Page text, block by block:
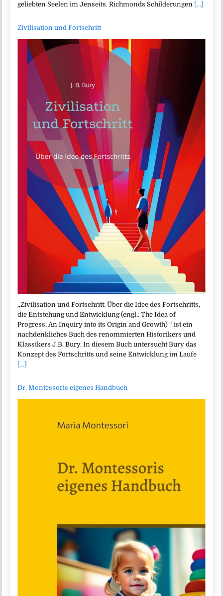
geliebten Seelen im Jenseits. Richmonds Schilderungen [...]
Zivilisation und Fortschritt
„Zivilisation und Fortschritt: Über die Idee des Fortschritts,
die Entstehung und Entwicklung (engl.: The Idea of
Progress: An Inquiry into its Origin and Growth) “ ist ein
nachdenkliches Buch des renommierten Historikers und
Klassikers J.B. Bury. In diesem Buch untersucht Bury das
Konzept des Fortschritts und seine Entwicklung im Laufe
[...]
Dr. Montessoris eigenes Handbuch